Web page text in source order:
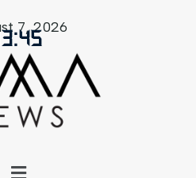
:45
7, 2026